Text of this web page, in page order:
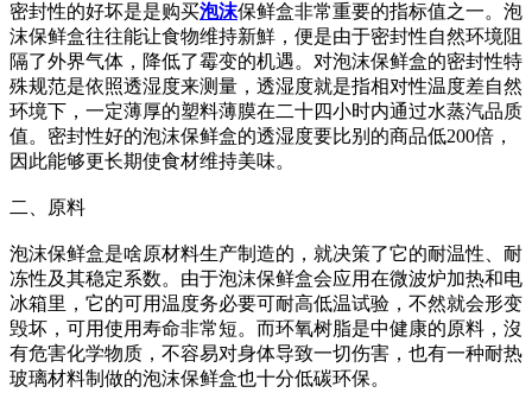
密封性的好坏是是购买泡沫保鲜盒非常重要的指标值之一。泡
沫保鲜盒往往能让食物维持新鮮，便是由于密封性自然环境阻
隔了外界气体，降低了霉变的机遇。对泡沫保鲜盒的密封性特
殊规范是依照透湿度来测量，透湿度就是指相对性温度差自然
环境下，一定薄厚的塑料薄膜在二十四小时内通过水蒸汽品质
值。密封性好的泡沫保鲜盒的透湿度要比别的商品低200倍，
因此能够更长期使食材维持美味。
二、原料
泡沫保鲜盒是啥原材料生产制造的，就决策了它的耐温性、耐
冻性及其稳定系数。由于泡沫保鲜盒会应用在微波炉加热和电
冰箱里，它的可用温度务必要可耐高低温试验，不然就会形变
毁坏，可用使用寿命非常短。而环氧树脂是中健康的原料，沒
有危害化学物质，不容易对身体导致一切伤害，也有一种耐热
玻璃材料制做的泡沫保鲜盒也十分低碳环保。